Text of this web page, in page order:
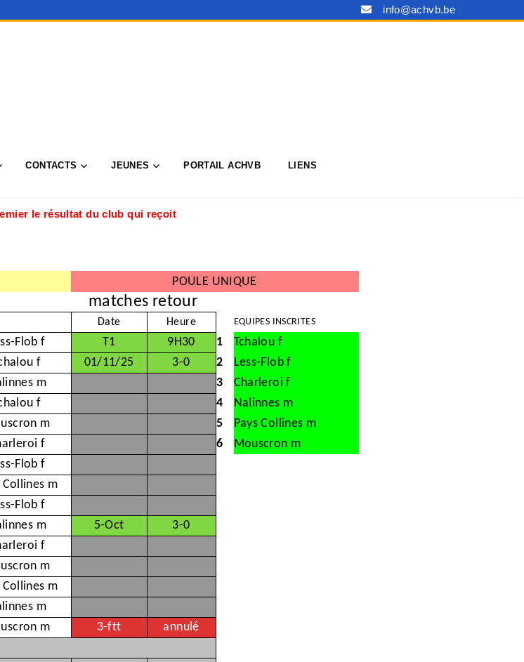
info@achvb.be
CONTACTS JEUNES PORTAIL ACHVB LIENS
le résultat du club qui reçoit
POULE UNIQUE
matches retour
Date Heure EQUIPES INSCRITES
Flob f T1 9H30 1
Tchalou f
f 01/11/25 3-0 2
Less-Flob f
m 3
Charleroi f
f 4
Nalinnes m
m 5
Pays Collines m
f 6
Mouscron m
Flob f
Collines m
Flob f
m 5-Oct
3-0
f
m
Collines m
m
m 3-ftt annulé